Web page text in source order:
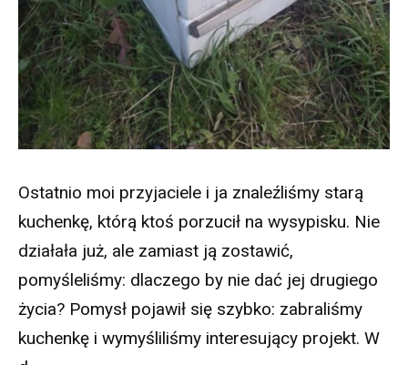
Ostatnio moi przyjaciele i ja znaleźliśmy starą
kuchenkę, którą ktoś porzucił na wysypisku. Nie
działała już, ale zamiast ją zostawić,
pomyśleliśmy: dlaczego by nie dać jej drugiego
życia? Pomysł pojawił się szybko: zabraliśmy
kuchenkę i wymyśliliśmy interesujący projekt. W